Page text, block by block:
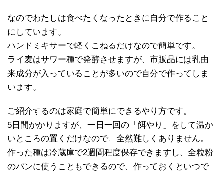
なのでわたしは食べたくなったときに自分で作ること
にしています。
ハンドミキサーで軽くこねるだけなので簡単です。
ライ麦はサワー種で発酵させますが、市販品には乳由
来成分が入っていることが多いので自分で作ってしま
います。
ご紹介するのは家庭で簡単にできるやり方です。
5日間かかりますが、一日一回の「餌やり」をして温か
いところの置くだけなので、全然難しくありません。
作った種は冷蔵庫で2週間程度保存できますし、全粒粉
のパンに使うこともできるので、作っておくといつで